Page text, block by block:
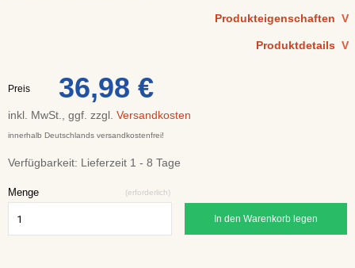
Produkteigenschaften V
Produktdetails V
Preis 36,98 €
inkl. MwSt., ggf. zzgl. Versandkosten
innerhalb Deutschlands versandkostenfrei!
Verfügbarkeit: Lieferzeit 1 - 8 Tage
Menge (erforderlich)
In den Warenkorb legen